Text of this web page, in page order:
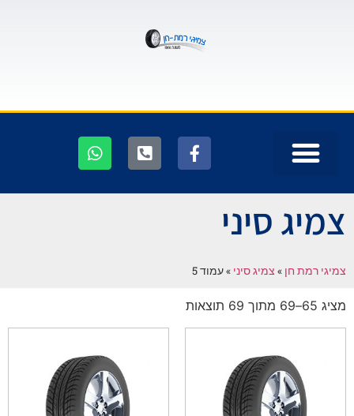
צמיג סיני
צמיגי רמת חן » צמיג סיני »עמוד 5
מציג 65–69 מתוך 69 תוצאות